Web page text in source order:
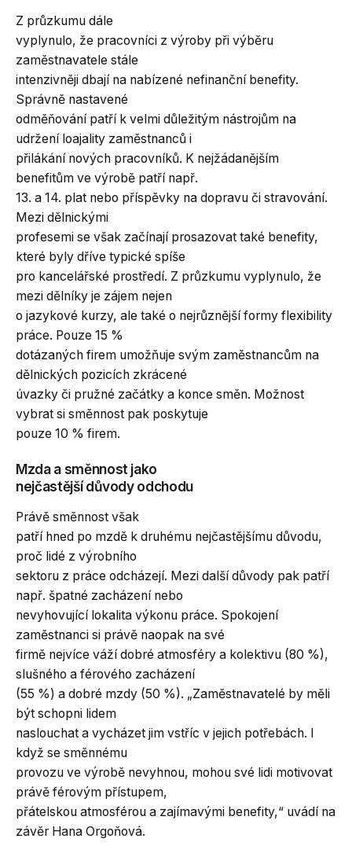
Z průzkumu dále
vyplynulo, že pracovníci z výroby při výběru
zaměstnavatele stále
intenzivněji dbají na nabízené nefinanční benefity.
Správně nastavené
odměňování patří k velmi důležitým nástrojům na
udržení loajality zaměstnanců i
přilákání nových pracovníků. K nejžádanějším
benefitům ve výrobě patří např.
13. a 14. plat nebo příspěvky na dopravu či stravování.
Mezi dělnickými
profesemi se však začínají prosazovat také benefity,
které byly dříve typické spíše
pro kancelářské prostředí. Z průzkumu vyplynulo, že
mezi dělníky je zájem nejen
o jazykové kurzy, ale také o nejrůznější formy flexibility
práce. Pouze 15 %
dotázaných firem umožňuje svým zaměstnancům na
dělnických pozicích zkrácené
úvazky či pružné začátky a konce směn. Možnost
vybrat si směnnost pak poskytuje
pouze 10 % firem.
Mzda a směnnost jako
nejčastější důvody odchodu
Právě směnnost však
patří hned po mzdě k druhému nejčastějšímu důvodu,
proč lidé z výrobního
sektoru z práce odcházejí. Mezi další důvody pak patří
např. špatné zacházení nebo
nevyhovující lokalita výkonu práce. Spokojení
zaměstnanci si právě naopak na své
firmě nejvíce váží dobré atmosféry a kolektivu (80 %),
slušného a férového zacházení
(55 %) a dobré mzdy (50 %). „Zaměstnavatelé by měli
být schopni lidem
naslouchat a vycházet jim vstříc v jejich potřebách. I
když se směnnému
provozu ve výrobě nevyhnou, mohou své lidi motivovat
právě férovým přístupem,
přátelskou atmosférou a zajímavými benefity,“ uvádí na
závěr Hana Orgoňová.